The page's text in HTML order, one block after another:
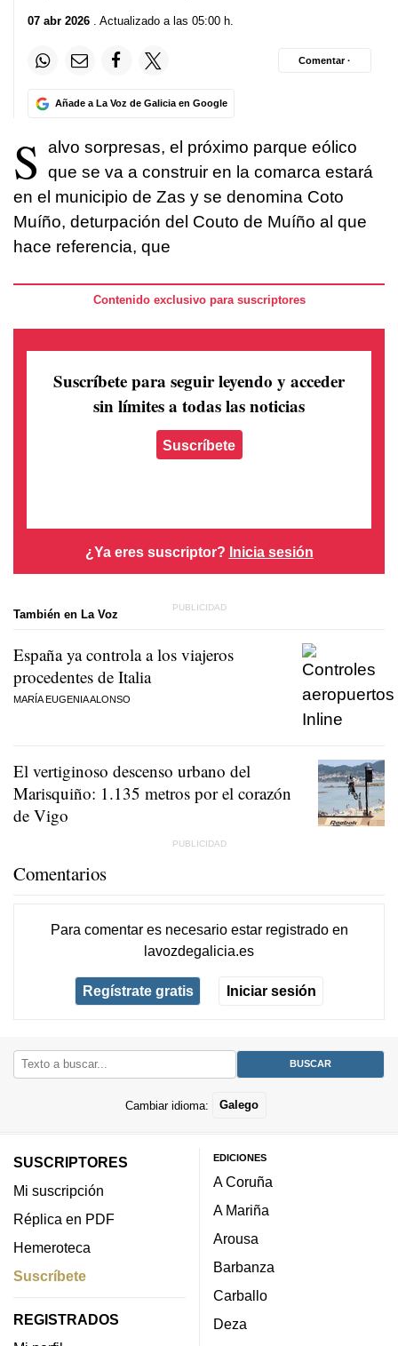
07 abr 2026 . Actualizado a las 05:00 h.
Añade a La Voz de Galicia en Google
Comentar ·
S
alvo sorpresas, el próximo parque eólico
que se va a construir en la comarca estará
en el municipio de Zas y se denomina Coto
Muíño, deturpación del Couto de Muíño al que
hace referencia, que
Contenido exclusivo para suscriptores
Suscríbete para seguir leyendo y acceder
sin límites a todas las noticias
Suscríbete
¿Ya eres suscriptor? Inicia sesión
También en La Voz
España ya controla a los viajeros
procedentes de Italia
MARÍA EUGENIA ALONSO
El vertiginoso descenso urbano del
Marisquiño: 1.135 metros por el corazón
de Vigo
Comentarios
Para comentar es necesario estar registradoen
lavozdegalicia.es
Regístrate gratis Iniciar sesión
Cambiar idioma: Galego
SUSCRIPTORES
Mi suscripción
Réplica en PDF
Hemeroteca
Suscríbete
REGISTRADOS
EDICIONES
A Coruña
A Mariña
Arousa
Barbanza
Carballo
Deza